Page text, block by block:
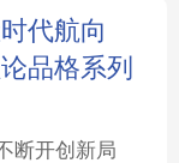
溯源中国
会展
悦读
代航向
品格系列
断开创新局